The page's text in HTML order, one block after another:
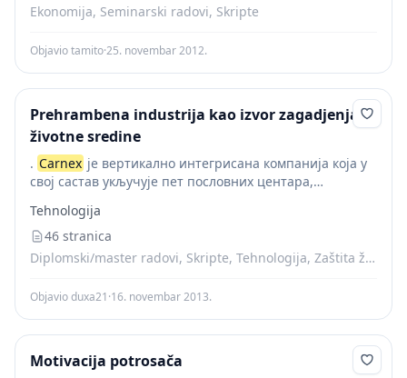
Ekonomija, Seminarski radovi, Skripte
Objavio tamito·25. novembar 2012.
Prehrambena industrija kao izvor zagadjenja
životne sredine
. Carnex је вертикално интегрисана компанија која у
свој састав укључује пет пословних центара,
Силосе и Фабрику сточне хране. Свестан
потенцијалног утицаја свакодневних процеса рада...
Tehnologija
46 stranica
Diplomski/master radovi, Skripte, Tehnologija, Zaštita životne sredine
Objavio duxa21·16. novembar 2013.
Motivacija potrosača